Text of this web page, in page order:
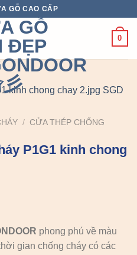
GỖ CAO CẤP
0
/ CỬA THÉP CHỐNG
P1G1 kinh chong
phong phú về màu
gian chống cháy có các